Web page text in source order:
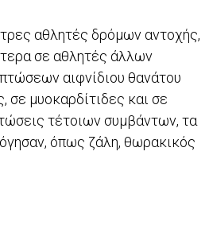
αθλητές δρόμων αντοχής,
σε αθλητές άλλων
αιφνίδιου θανάτου
σε μυοκαρδίτιδες και σε
τέτοιων συμβάντων, τα
όπως ζάλη, θωρακικός